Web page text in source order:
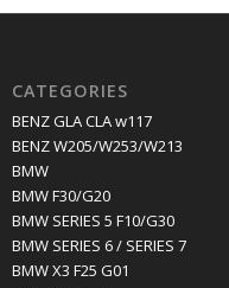
CATEGORIES
BENZ GLA CLA w117
BENZ W205/W253/W213
BMW
BMW F30/G20
BMW SERIES 5 F10/G30
BMW SERIES 6 / SERIES 7
BMW X3 F25 G01